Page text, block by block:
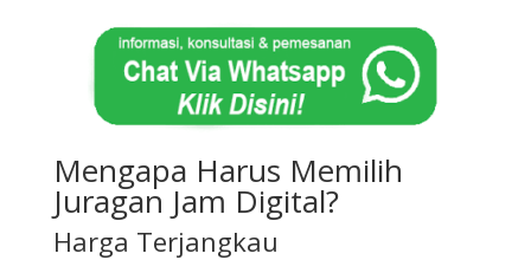
Mengapa Harus Memilih
Juragan Jam Digital?
Harga Terjangkau